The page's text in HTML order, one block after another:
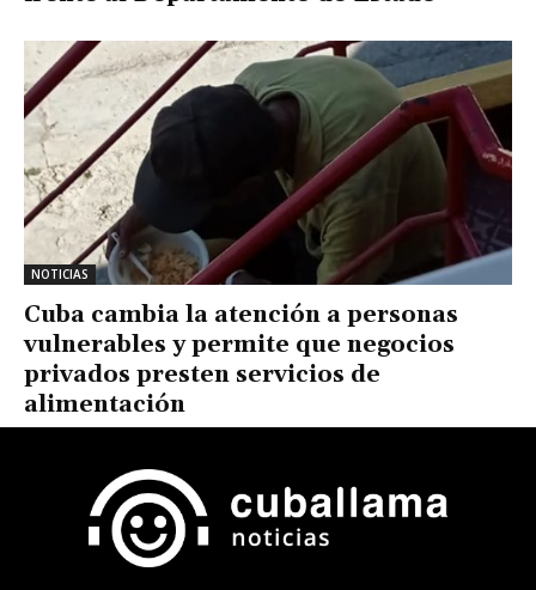
NOTICIAS
Cuba cambia la atención a personas
vulnerables y permite que negocios
privados presten servicios de
alimentación